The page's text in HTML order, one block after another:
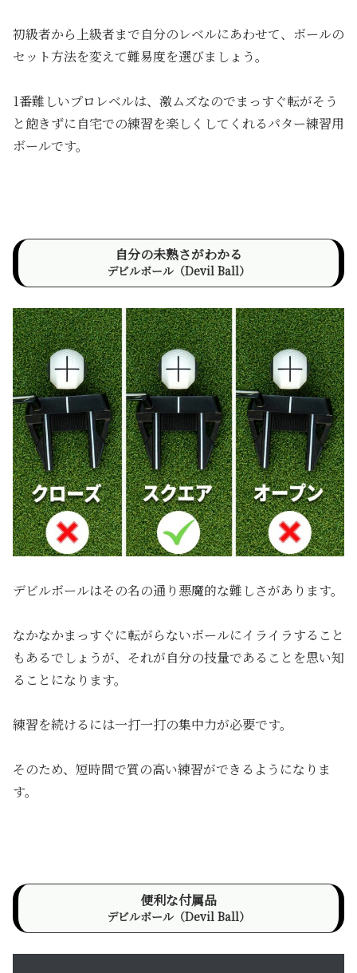
初級者から上級者まで自分のレベルにあわせて、ボールの
セット方法を変えて難易度を選びましょう。
1番難しいプロレベルは、激ムズなのでまっすぐ転がそう
と飽きずに自宅での練習を楽しくしてくれるパター練習用
ボールです。
自分の未熟さがわかる
デビルボール（Devil Ball）
デビルボールはその名の通り悪魔的な難しさがあります。
なかなかまっすぐに転がらないボールにイライラすること
もあるでしょうが、それが自分の技量であることを思い知
ることになります。
練習を続けるには一打一打の集中力が必要です。
そのため、短時間で質の高い練習ができるようになりま
す。
便利な付属品
デビルボール（Devil Ball）